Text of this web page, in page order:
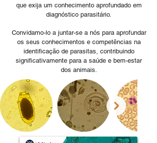
que exija um conhecimento aprofundado em
diagnóstico parasitário.
Convidamo-lo a juntar-se a nós para aprofundar
os seus conhecimentos e competências na
identificação de parasitas, contribuindo
significativamente para a saúde e bem-estar
dos animais.